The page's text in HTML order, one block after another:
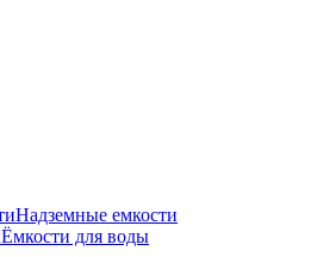
Надземные емкости
Ёмкости для воды